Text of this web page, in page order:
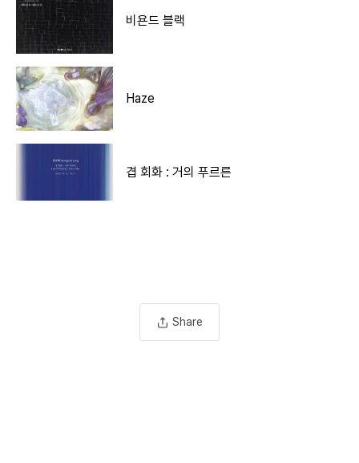
비욘드 블랙
Haze
겹 회화 : 거의 푸르른
Share